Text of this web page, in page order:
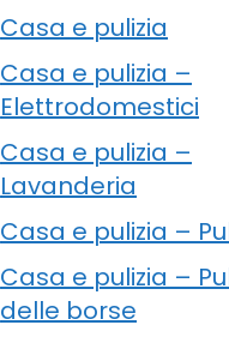
Casa e pulizia
Casa e pulizia –
Elettrodomestici
Casa e pulizia –
Lavanderia
Casa e pulizia –
Casa e pulizia –
delle borse